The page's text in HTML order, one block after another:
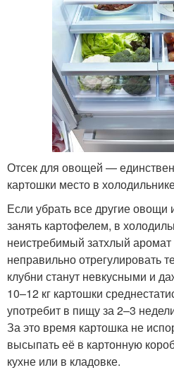
Отсек для овощей —
картошки место в
Если убрать все другие овощи
занять картофелем, в
неистребимый затхлый
неправильно отрегулировать
клубни станут невкусными и
10–12 кг картошки
употребит в пищу за 2–3
За это время картошка не
высыпать её в картонную
кухне или в кладовке.